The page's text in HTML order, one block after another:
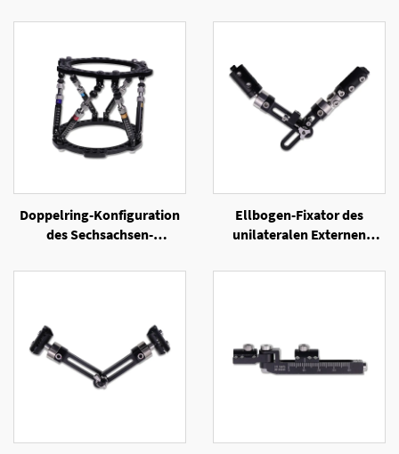
Doppelring-Konfiguration
des Sechsachsen-
Ellbogen-Fixator des
unilateralen Externen